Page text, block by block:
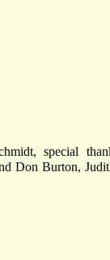
special
Don Burton,